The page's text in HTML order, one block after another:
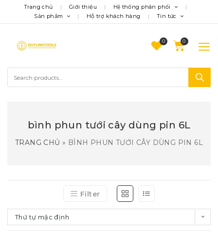
Trang chủ Giới thiệu
Hệ thống phân phối
Sản phẩm
Hỗ trợ khách hàng Tin tức
0
bình phun tưới cây dùng pin 6L
TRANG CHỦ » BÌNH PHUN TƯỚI CÂY DÙNG PIN 6L
Filter
Thứ tự mặc định